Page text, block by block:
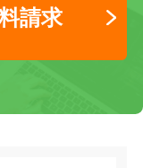
請求